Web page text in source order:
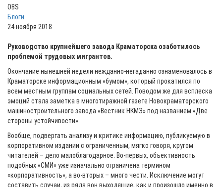
OBS
Блоги
24 ноября 2018
Руководство крупнейшего завода Краматорска озаботилось
проблемой трудовых мигрантов.
Окончание нынешней недели нежданно-негаданно ознаменовалось в
Краматорске информационным «бумом», который прокатился по
всем местным группам социальных сетей. Поводом же для всплеска
эмоций стала заметка в многотиражной газете Новокраматорского
машиностроительного завода «Вестник НКМЗ» под названием «Две
стороны устойчивости».
Вообще, подвергать анализу и критике информацию, публикуемую в
корпоративном издании с ограниченным, мягко говоря, кругом
читателей – дело малоблагодарное. Во-первых, объективность
подобных «СМИ» уже изначально ограничена термином
«корпоративность», а во-вторых – много чести. Исключение могут
составить случаи, из ряда вон выходящие, как и произошло именно в